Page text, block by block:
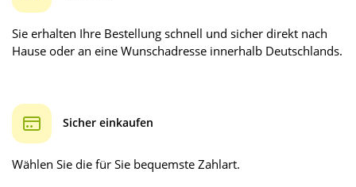
Sie erhalten Ihre Bestellung schnell und sicher direkt nach
Hause oder an eine Wunschadresse innerhalb Deutschlands.
Sicher einkaufen
Wählen Sie die für Sie bequemste Zahlart.